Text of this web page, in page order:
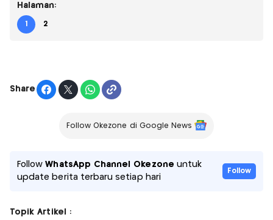
Halaman:
1 2
Share
Follow Okezone di Google News
FollowWhatsApp Channel Okezone untuk
update berita terbaru setiap hari
Follow
Topik Artikel :